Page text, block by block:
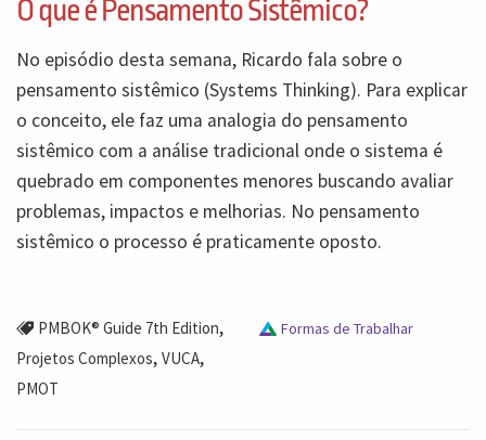
O que é Pensamento Sistêmico?
No episódio desta semana, Ricardo fala sobre o
pensamento sistêmico (Systems Thinking). Para explicar
o conceito, ele faz uma analogia do pensamento
sistêmico com a análise tradicional onde o sistema é
quebrado em componentes menores buscando avaliar
problemas, impactos e melhorias. No pensamento
sistêmico o processo é praticamente oposto.
PMBOK® Guide 7th Edition,
Projetos Complexos, VUCA,
PMOT
Formas de Trabalhar